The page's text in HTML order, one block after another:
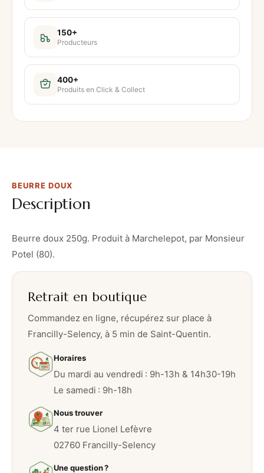
u
150+
Producteurs
400+
Produits en Click & Collect
BEURRE DOUX
Description
Beurre doux 250g. Produit à Marchelepot, par Monsieur
Potel (80).
Retrait en boutique
Commandez en ligne, récupérez sur place à
Francilly-Selency, à 5 min de Saint-Quentin.
Horaires
Du mardi au vendredi : 9h-13h & 14h30-19h
Le samedi : 9h-18h
Nous trouver
4 ter rue Lionel Lefèvre
02760 Francilly-Selency
Une question ?